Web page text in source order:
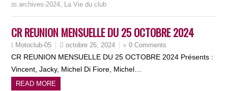
archives-2024 La Vie du club
CR REUNION MENSUELLE DU 25 OCTOBRE 2024
Motoclub-05 octobre 26, 2024 0 Comments
CR REUNION MENSUELLE DU 25 OCTOBRE 2024 Présents :
Vincent, Jacky, Michel Di Fiore, Michel…
READ MORE